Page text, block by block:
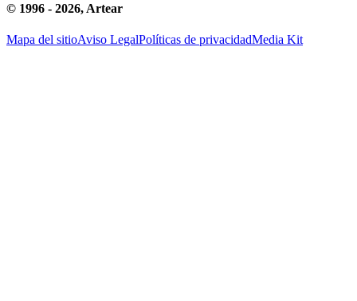
© 1996 - 2026, Artear
Mapa del sitioAviso LegalPolíticas de privacidadMedia Kit